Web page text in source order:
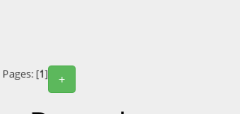
+
Pages: [1]